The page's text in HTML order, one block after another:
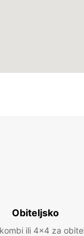
Obiteljsko
ili 4x4 za